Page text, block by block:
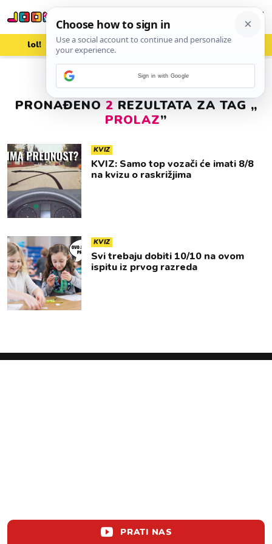
lol! aww vrh! woot?!
PRONAĐENO 2 REZULTATA ZA TAG „
PROLAZ”
KVIZ
KVIZ: Samo top vozači će imati 8/8
na kvizu o raskrižjima
KVIZ
Svi trebaju dobiti 10/10 na ovom
ispitu iz prvog razreda
PRATI NAS
Sign in with Google